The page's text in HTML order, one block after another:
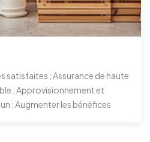
satisfaites ; Assurance de haute
; Approvisionnement et
; Augmenter les bénéfices